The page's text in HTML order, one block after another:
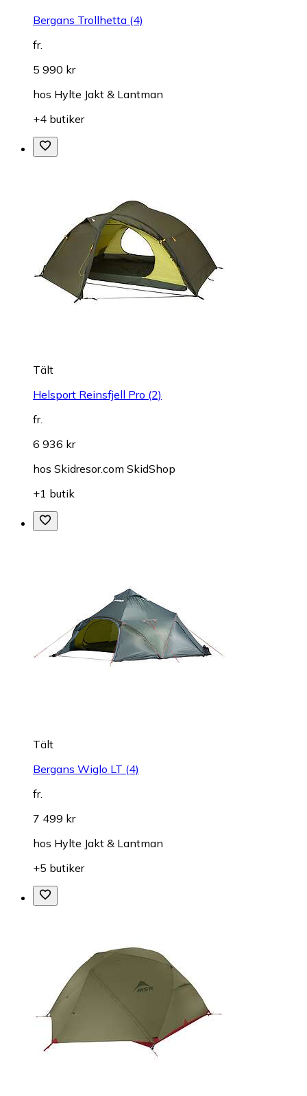
Bergans Trollhetta (4)
fr.
5 990 kr
hos Hylte Jakt & Lantman
+4 butiker
Tält
Helsport Reinsfjell Pro (2)
fr.
6 936 kr
hos Skidresor.com SkidShop
+1 butik
Tält
Bergans Wiglo LT (4)
fr.
7 499 kr
hos Hylte Jakt & Lantman
+5 butiker